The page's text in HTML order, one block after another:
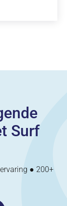
Surf
● 200+